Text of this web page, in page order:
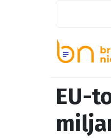
EU-